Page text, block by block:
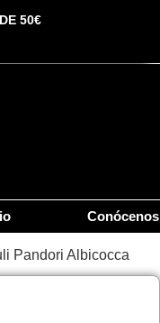
50€
Conócenos
Pandori Albicocca